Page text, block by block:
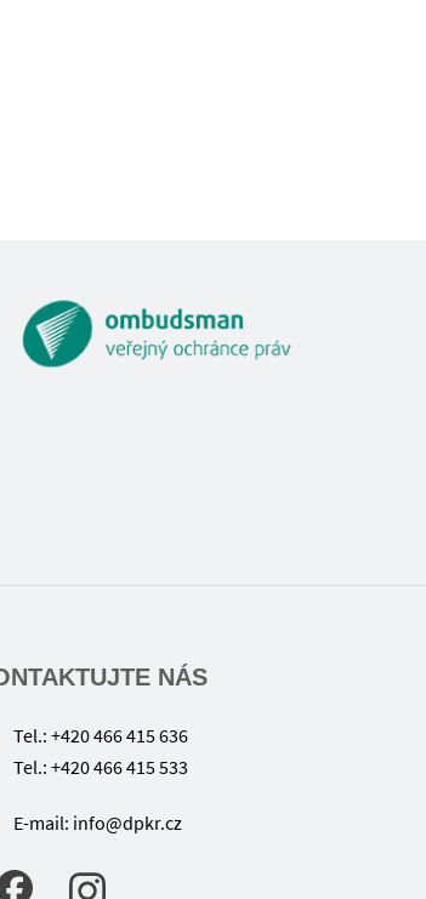
NÁS
Tel.: +420 466 415 636
Tel.: +420 466 415 533
E-mail: info@dpkr.cz